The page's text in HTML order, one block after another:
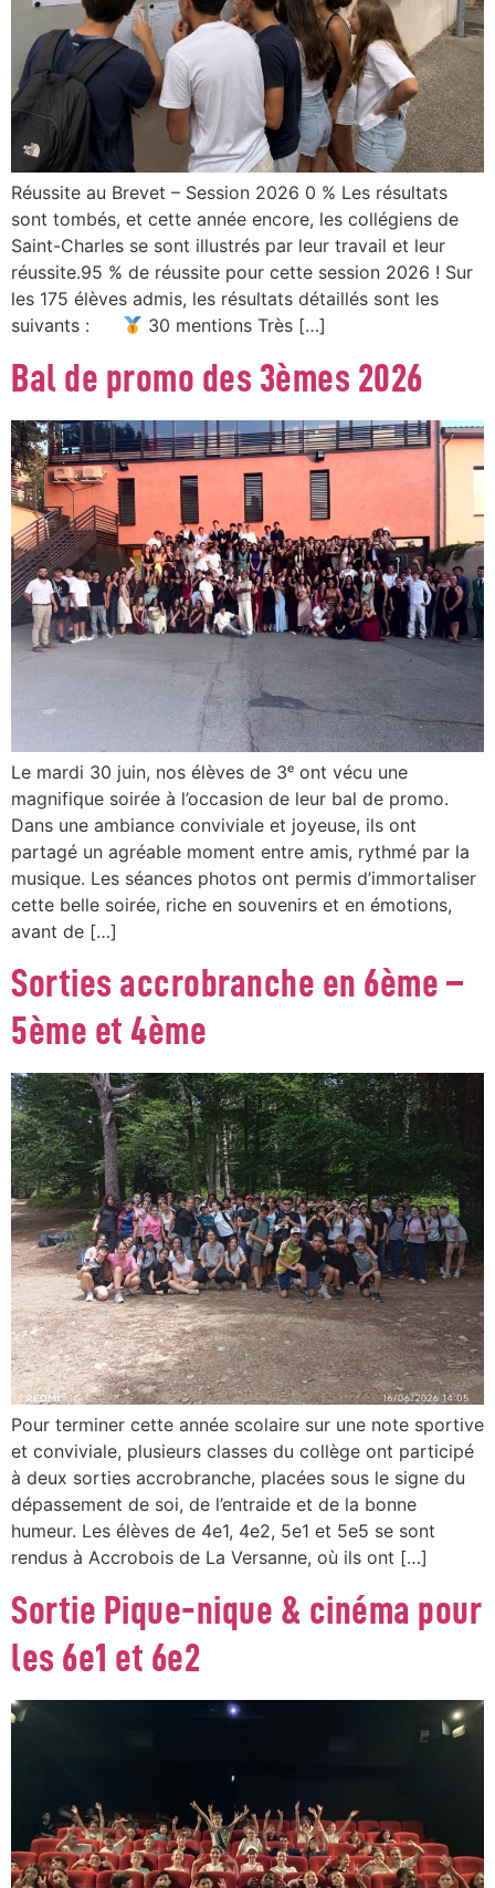
Réussite au Brevet – Session 2026 0 % Les résultats
sont tombés, et cette année encore, les collégiens de
Saint-Charles se sont illustrés par leur travail et leur
réussite.95 % de réussite pour cette session 2026 ! Sur
les 175 élèves admis, les résultats détaillés sont les
suivants :
30 mentions Très […]
Bal de promo des 3èmes 2026
Le mardi 30 juin, nos élèves de 3ᵉ ont vécu une
magnifique soirée à l’occasion de leur bal de promo.
Dans une ambiance conviviale et joyeuse, ils ont
partagé un agréable moment entre amis, rythmé par la
musique. Les séances photos ont permis d’immortaliser
cette belle soirée, riche en souvenirs et en émotions,
avant de […]
Sorties accrobranche en 6ème –
5ème et 4ème
Pour terminer cette année scolaire sur une note sportive
et conviviale, plusieurs classes du collège ont participé
à deux sorties accrobranche, placées sous le signe du
dépassement de soi, de l’entraide et de la bonne
humeur. Les élèves de 4e1, 4e2, 5e1 et 5e5 se sont
rendus à Accrobois de La Versanne, où ils ont […]
Sortie Pique-nique & cinéma pour
les 6e1 et 6e2